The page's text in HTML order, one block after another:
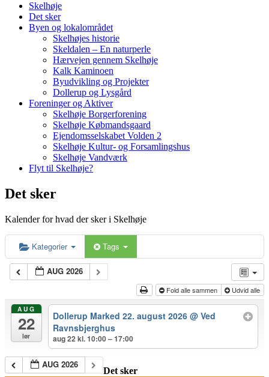
Skelhøje
Det sker
Byen og lokalområdet
Skelhøjes historie
Skeldalen – En naturperle
Hærvejen gennem Skelhøje
Kalk Kaminoen
Byudvikling og Projekter
Dollerup og Lysgård
Foreninger og Aktiver
Skelhøje Borgerforening
Skelhøje Købmandsgaard
Ejendomsselskabet Volden 2
Skelhøje Kultur- og Forsamlingshus
Skelhøje Vandværk
Flyt til Skelhøje?
Det sker
Kalender for hvad der sker i Skelhøje
Kategorier Tags
AUG 2026
Fold alle sammen Udvid alle
AUG
22
lør
Dollerup Marked 22. august 2026@ Ved
Ravnsbjerghus
aug 22 kl. 10:00 – 17:00
AUG 2026
Det sker